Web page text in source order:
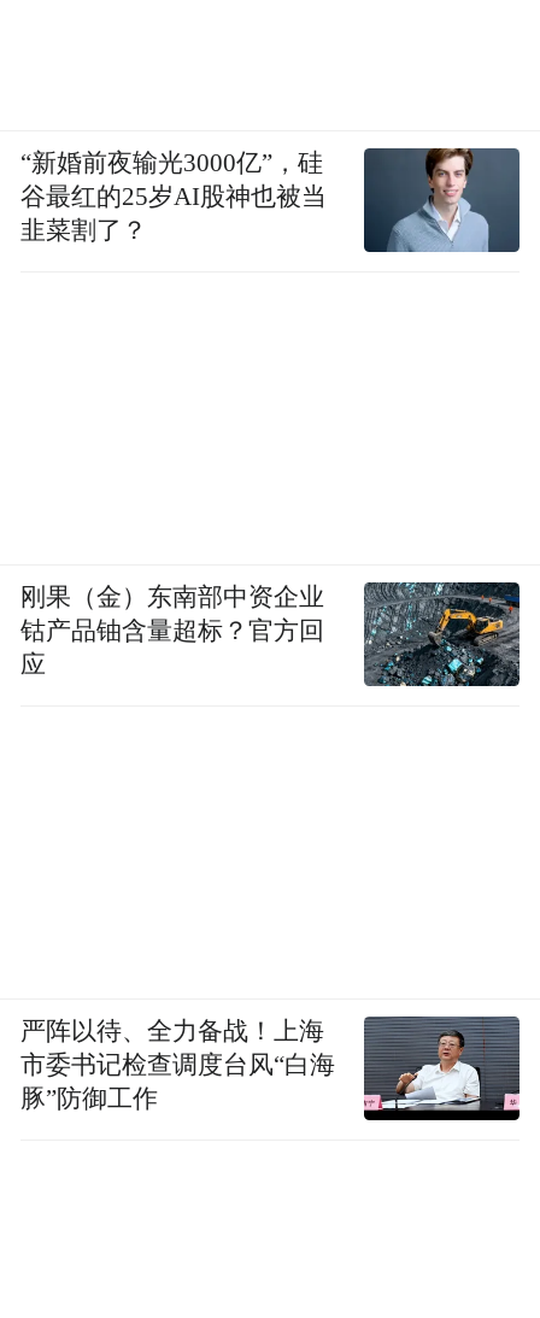
优惠。截至目前，全市已发放该卡近470张。
“新婚前夜输光3000亿”，硅
谷最红的25岁AI股神也被当
韭菜割了？
刚果（金）东南部中资企业
钴产品铀含量超标？官方回
应
严阵以待、全力备战！上海
市委书记检查调度台风“白海
豚”防御工作